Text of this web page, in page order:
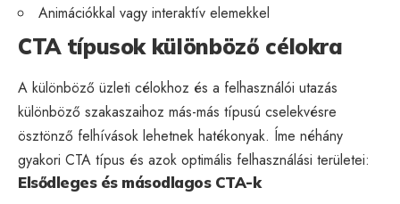
Animációkkal vagy interaktív elemekkel
CTA típusok különböző célokra
A különböző üzleti célokhoz és a felhasználói utazás
különböző szakaszaihoz más-más típusú cselekvésre
ösztönző felhívások lehetnek hatékonyak. Íme néhány
gyakori CTA típus és azok optimális felhasználási területei:
Elsődleges és másodlagos CTA-k